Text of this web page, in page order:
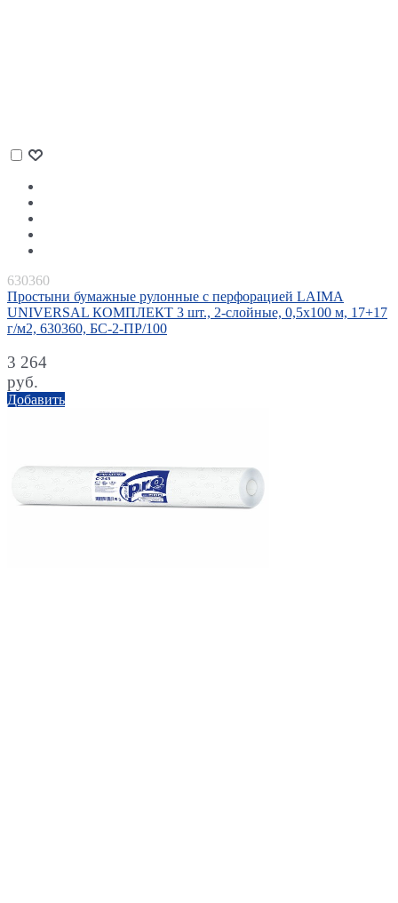
630360
Простыни бумажные рулонные с перфорацией LAIMA
UNIVERSAL КОМПЛЕКТ 3 шт., 2-слойные, 0,5х100 м, 17+17
г/м2, 630360, БС-2-ПР/100
3 264
руб.
Добавить